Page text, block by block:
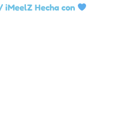
iMeelZ Hecha con